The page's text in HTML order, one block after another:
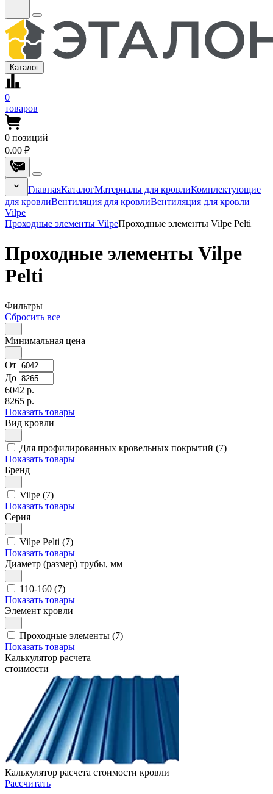
Каталог
0
товаров
0 позиций
0.00 ₽
ГлавнаяКаталогМатериалы для кровлиКомплектующие
для кровлиВентиляция для кровлиВентиляция для кровли
Vilpe
Проходные элементы VilpeПроходные элементы Vilpe Pelti
Проходные элементы Vilpe
Pelti
Фильтры
Сбросить все
Минимальная цена
От
До
6042 р.
8265 р.
Показать товары
Вид кровли
Для профилированных кровельных покрытий (7)
Показать товары
Бренд
Vilpe (7)
Показать товары
Серия
Vilpe Pelti (7)
Показать товары
Диаметр (размер) трубы, мм
110-160 (7)
Показать товары
Элемент кровли
Проходные элементы (7)
Показать товары
Калькулятор расчета
стоимости
Калькулятор расчета стоимости кровли
Рассчитать